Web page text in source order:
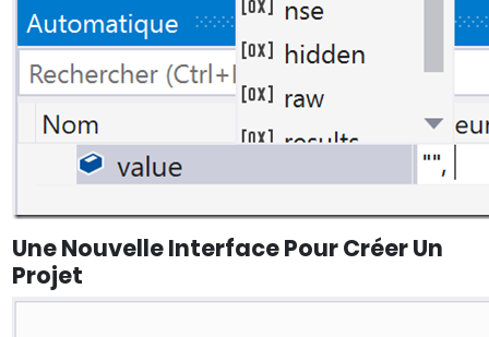
Une Nouvelle Interface Pour Créer Un
Projet